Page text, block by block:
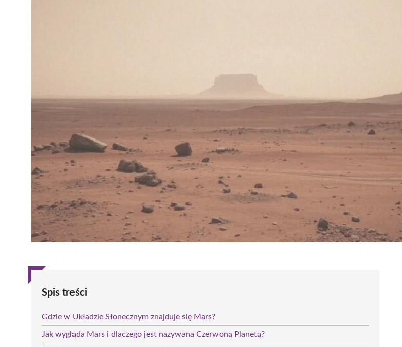
Spis treści
Gdzie w Układzie Słonecznym znajduje się Mars?
Jak wygląda Mars i dlaczego jest nazywana Czerwoną Planetą?